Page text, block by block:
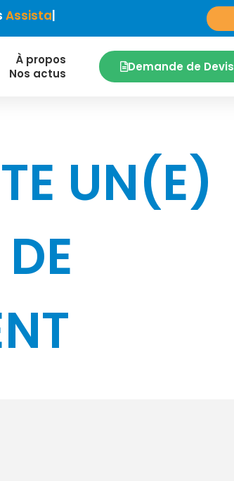
Ressources
À propos
Nos actus
Demande de Devis
UN(E)